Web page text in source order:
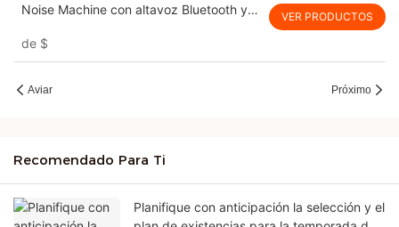
Noise Machine con altavoz Bluetooth y
despertador para bebés & Adultos
de $
VER PRODUCTOS
Aviar Próximo
Recomendado Para Ti
Planifique con anticipación la selección y el